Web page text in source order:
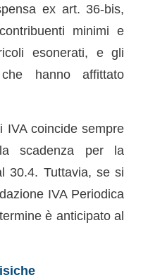
ex art. 36-bis,
minimi e
esonerati, e gli
hanno affittato
IVA coincide sempre
scadenza per la
30.4. Tuttavia, se si
IVA Periodica
è anticipato al